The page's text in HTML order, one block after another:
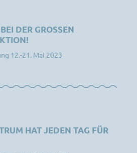
DER GROSSEN F
12.-21. Mai 2023
HAT JEDEN TAG FÜR